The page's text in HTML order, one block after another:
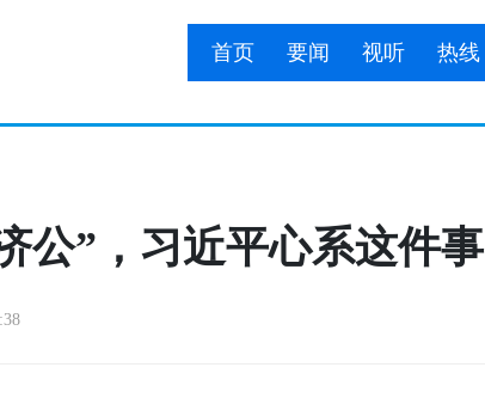
首页 要闻 视听 热线
公”，习近平心系这件事